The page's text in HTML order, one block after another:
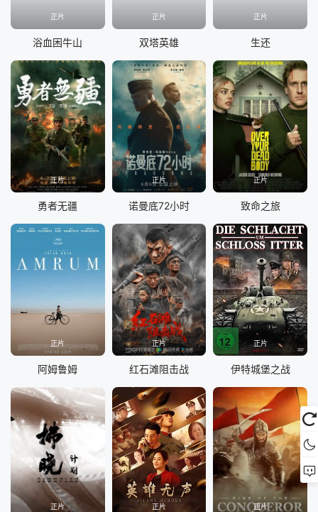
正片
浴血困牛山
正片
双塔英雄
正片
生还
正片
勇者无疆
正片
诺曼底72小时
正片
致命之旅
正片
阿姆鲁姆
正片
红石滩阻击战
正片
伊特城堡之战
正片 正片 正片